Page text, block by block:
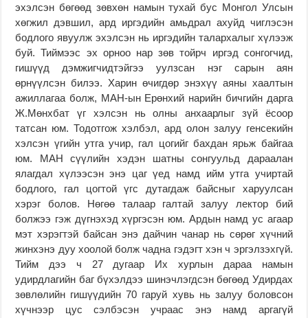
эхэлсэн бөгөөд зөвхөн намын тухай бус Монгол Улсын
хөгжил дэвшил, ард иргэдийн амьдрал ахуйд чиглэсэн
бодлого явуулж эхэлсэн нь иргэдийн талархалыг хүлээж
буй. Тиймээс эх орноо нар зөв тойрч иргэд сонгогчид,
гишүүд дэмжигчидтэйгээ уулзсан нэг сарын аян
өрнүүлсэн билээ. Харин өчигдөр энэхүү аяны хаалтын
ажиллагаа болж, МАН-ын Ерөнхий нарийн бичгийн дарга
Ж.Мөнхбат үг хэлсэн нь олны анхаарлыг зүй ёсоор
татсан юм. Тодотгож хэлбэл, ард олон залуу генсекийн
хэлсэн үгийн утга учир, гал цогийг бахдан ярьж байгаа
юм. МАН сүүлийн хэдэн шатны сонгуульд дараалан
ялагдал хүлээсэн энэ цаг үед намд ийм утга учиртай
бодлого, гал цогтой үгс дутагдаж байсныг харуулсан
хэрэг болов. Нөгөө талаар галтай залуу лектор бий
болжээ гэж дүгнэхэд хүргэсэн юм. Ардын намд ус агаар
мэт хэрэгтэй байсан энэ дайчин чанар нь сөрөг хүчний
жинхэнэ дуу хоолой болж чадна гэдэгт хэн ч эргэлзэхгүй.
Тийм дээ ч 27 дугаар Их хурлын дараа намын
удирдлагийн баг бүхэлдээ шинэчлэгдсэн бөгөөд Удирдах
зөвлөлийн гишүүдийн 70 гаруй хувь нь залуу боловсон
хүчнээр цус сэлбэсэн учраас энэ намд аргагүй